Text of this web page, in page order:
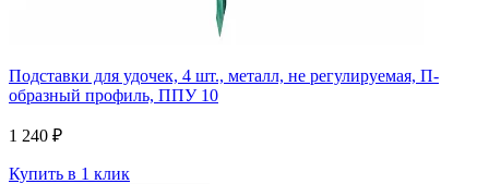
Подставки для удочек, 4 шт., металл, не регулируемая, П-
образный профиль, ППУ 10
1 240 ₽
Купить в 1 клик